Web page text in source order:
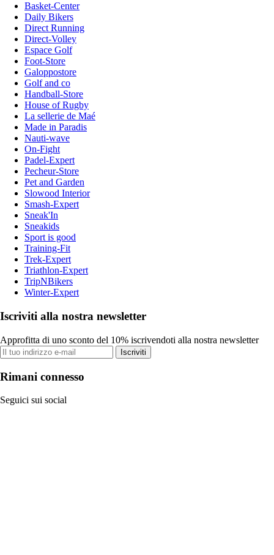
Basket-Center
Daily Bikers
Direct Running
Direct-Volley
Espace Golf
Foot-Store
Galoppostore
Golf and co
Handball-Store
House of Rugby
La sellerie de Maé
Made in Paradis
Nauti-wave
On-Fight
Padel-Expert
Pecheur-Store
Pet and Garden
Slowood Interior
Smash-Expert
Sneak'In
Sneakids
Sport is good
Training-Fit
Trek-Expert
Triathlon-Expert
TripNBikers
Winter-Expert
Iscriviti alla nostra newsletter
Approfitta di uno sconto del 10% iscrivendoti alla nostra newsletter
Iscriviti
Rimani connesso
Seguici sui social